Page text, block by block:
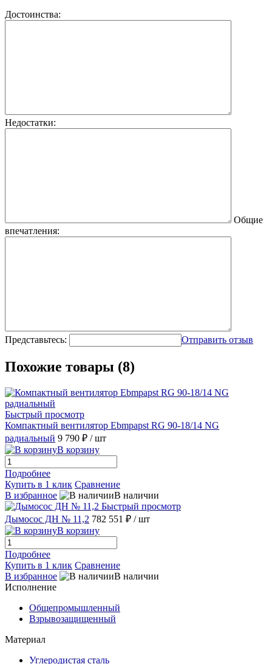
Достоинства:
Недостатки:
Общие
впечатления:
Представьтесь: Отправить отзыв
Похожие товары (8)
Быстрый просмотр
Компактный вентилятор Ebmpapst RG 90-18/14 NG
радиальный 9 790 ₽ / шт
В корзину
Подробнее
Купить в 1 клик Сравнение
В избранное
В наличии
Быстрый просмотр
Дымосос ДН № 11,2 782 551 ₽ / шт
В корзину
Подробнее
Купить в 1 клик Сравнение
В избранное
В наличии
Исполнение
Общепромышленный
Взрывозащищенный
Материал
Углеродистая сталь